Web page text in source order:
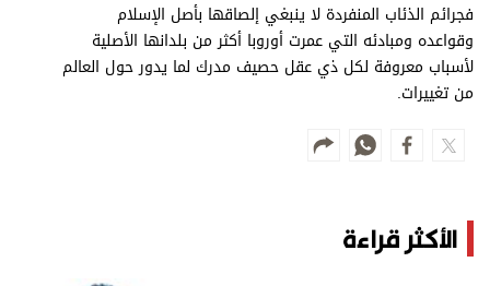
فجرائم الذئاب المنفردة لا ينبغي إلصاقها بأصل الإسلام
وقواعده ومبادئه التي عمرت أوروبا أكثر من بلدانها الأصلية
لأسباب معروفة لكل ذي عقل حصيف مدرك لما يدور حول العالم
من تغييرات.
الأكثر قراءة